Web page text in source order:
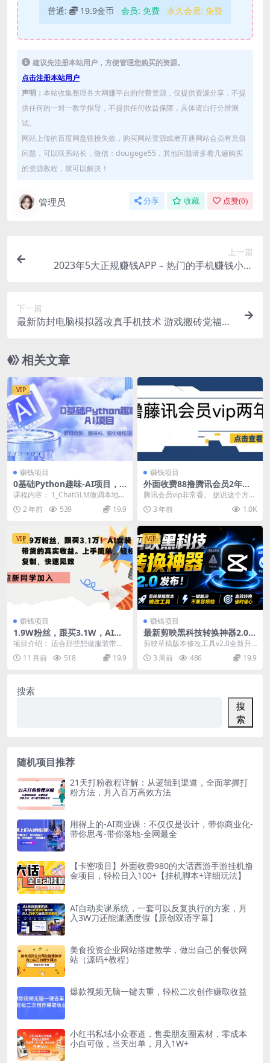
普通: 19.9金币 会员: 免费 永久会员: 免费
建议先注册本站用户，方便管理您购买的资源。
点击注册本站用户
声明： 本站收集整理各大网赚平台的付费资源，仅提供资源分享，不提
供任何的一对一教学指导，不提供任何收益保障，具体请自行分辨测
试。
网站上传的百度网盘链接失效，购买网站资源或者开通网站会员有充值
问题，可以联系站长，微信：dougege55，其他问题请多看几遍购买
的资源教程，就可以解决！
管理员 分享 收藏 点赞(0)
上一篇
2023年5大正规赚钱APP – 热门的手机赚钱小程
下一篇
最新防封电脑模拟器改真手机技术 游戏搬砖党福音
相关文章
VIP
赚钱项目
0基础Python趣味-AI项目，
紧跟趋势、趣味Al、强化编程
能力（13节课）
课程内容： 1_ChatGLM微调本地知
识库.mp4 2_YoloV8训练自定义...
2 年前 539 19.9
赚钱项目
外面收费88撸腾讯会员2年，
号称百分百成功，具体自测
【操作教程】
腾讯会员vip非常香。 据说这个方法
都已经存活3年了。 花88买的教
程，已亲测秒...
3 年前 1.0K
VIP
赚钱项目
1.9W粉丝，跟买3.1W，AI女
装带货的真实收益，上手简
项目介绍： 适合那些想做服装带货
但又不想花大价钱请模特或担心素
材同质化的朋友们 ...
11 月前 518 19.9
VIP
赚钱项目
最新剪映黑科技转换神器2.0发
布！剪映草稿版本修改工具，
一键解决剪映草稿不兼容烦
恼，完全免费
剪映草稿版本修改工具v2.0全新升
级来袭！一键实现草稿版本降级转
换，完美适配低版...
3 周前 486 19.9
搜索
搜
索
随机项目推荐
21天打粉教程详解：从逻辑到渠道，全面掌握打
粉方法，月入百万高效方法
用得上的-AI商业课：不仅仅是设计，带你商业化-
带你思考-带你落地-全网最全
【卡密项目】外面收费980的大话西游手游挂机撸
金项目，轻松日入100+【挂机脚本+详细玩法】
AI自动卖课系统，一套可以反复执行的方案，月
入3W刀还能潇洒度假【原创双语字幕】
美食投资企业网站搭建教学，做出自己的餐饮网
站（源码+教程）
爆款视频无脑一键去重，轻松二次创作赚取收益
小红书私域小众赛道，售卖朋友圈素材，零成本
小白可做，当天出单，月入1W+